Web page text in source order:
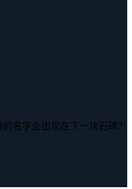
名字会出现在下一块石碑？